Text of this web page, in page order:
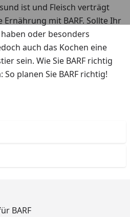
ist und Fleisch verträgt
mit BARF. Sollte Ihr
oder besonders
auch das Kochen eine
sein. Wie Sie BARF richtig
planen Sie BARF richtig!
BARF